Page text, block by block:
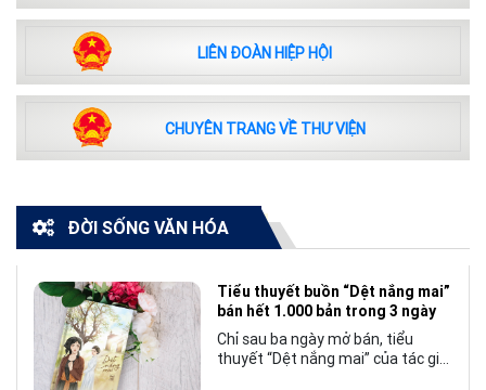
LIÊN ĐOÀN HIỆP HỘI
CHUYÊN TRANG VỀ THƯ VIỆN
ĐỜI SỐNG VĂN HÓA
Tiểu thuyết buồn “Dệt nắng mai”
bán hết 1.000 bản trong 3 ngày
Chỉ sau ba ngày mở bán, tiểu
thuyết “Dệt nắng mai” của tác giả